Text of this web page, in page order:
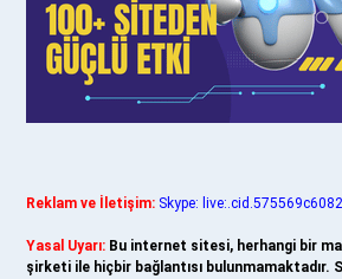
Reklam ve İletişim: Skype:
Yasal Uyarı: Bu internet sitesi, herhangi bir
şirketi ile hiçbir bağlantısı bulunmamaktadır.